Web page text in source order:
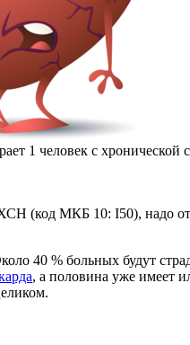
1 человек с хронической
(код МКБ 10: I50), надо
40 % больных будут
, а половина уже имеет